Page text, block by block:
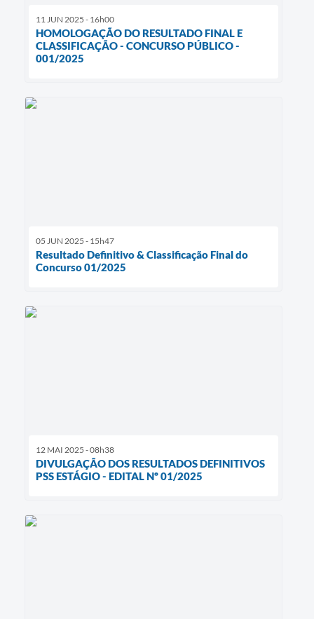
11 JUN 2025 - 16h00
HOMOLOGAÇÃO DO RESULTADO FINAL E
CLASSIFICAÇÃO - CONCURSO PÚBLICO -
001/2025
05 JUN 2025 - 15h47
Resultado Definitivo & Classificação Final do
Concurso 01/2025
12 MAI 2025 - 08h38
DIVULGAÇÃO DOS RESULTADOS DEFINITIVOS
PSS ESTÁGIO - EDITAL Nº 01/2025